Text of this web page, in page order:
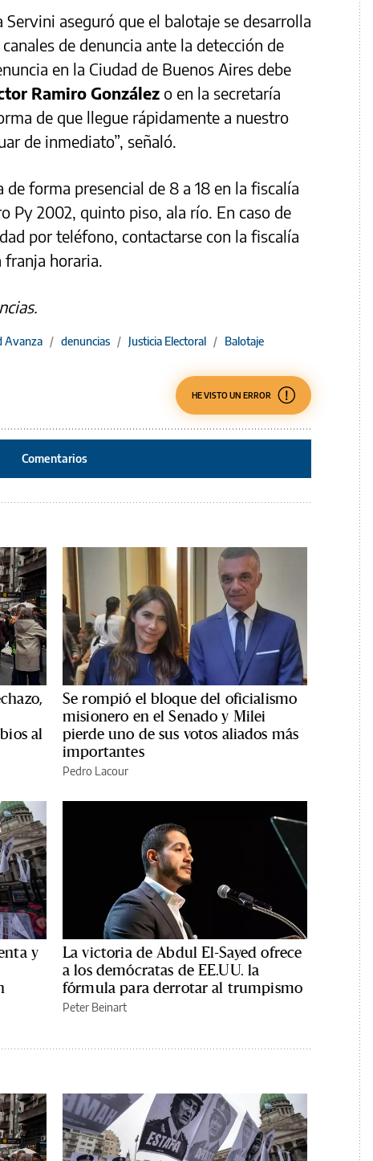
Servini aseguró que el balotaje se desarrolla
de denuncia ante la detección de
en la Ciudad de Buenos Aires debe
Ramiro González o en la secretaría
de que llegue rápidamente a nuestro
de inmediato”, señaló.
de forma presencial de 8 a 18 en la fiscalía
Py 2002, quinto piso, ala río. En caso de
por teléfono, contactarse con la fiscalía
franja horaria.
Avanza / denuncias / Justicia Electoral / Balotaje
HE VISTO UN ERROR
Comentarios
al
Se rompió el bloque del oficialismo
misionero en el Senado y Milei
pierde uno de sus votos aliados más
importantes
Pedro Lacour
y
La victoria de Abdul El-Sayed ofrece
a los demócratas de EE.UU. la
fórmula para derrotar al trumpismo
Peter Beinart